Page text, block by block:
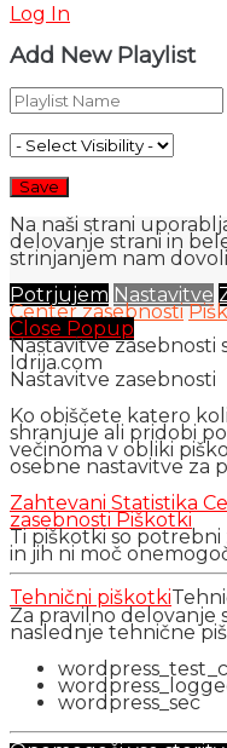
Log In
Add New Playlist
Na naši strani
delovanje strani in
strinjanjem nam
Potrjujem Nastavitve
Center zasebnosti
Close Popup
Nastavitve zasebnosti
Idrija.com
Nastavitve zasebnosti
Ko obiščete katero
shranjuje ali pridobi
večinoma v obliki
osebne nastavitve za
Zahtevani Statistika
zasebnosti Piškotki
Ti piškotki so
in jih ni moč
Tehnični piškotki
Za pravilno delovanje
naslednje tehnične
wordpress_sec